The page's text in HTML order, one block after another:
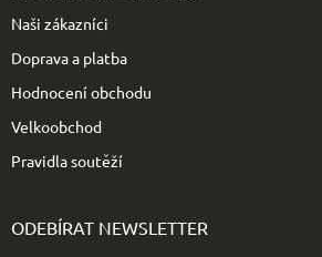
Naši zákazníci
Doprava a platba
Hodnocení obchodu
Velkoobchod
Pravidla soutěží
ODEBÍRAT NEWSLETTER